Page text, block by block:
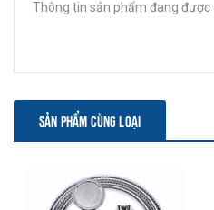
Thông tin sản phẩm đang được
SẢN PHẨM CÙNG LOẠI